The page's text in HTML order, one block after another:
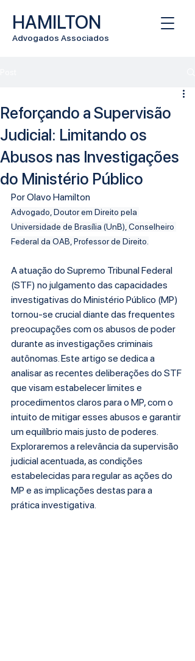
HAMILTON
Advogados Associados
Reforçando a Supervisão
Judicial: Limitando os
Abusos nas Investigações
do Ministério Público
Por Olavo Hamilton
Advogado, Doutor em Direito pela
Universidade de Brasília (UnB), Conselheiro
Federal da OAB, Professor de Direito.
A atuação do Supremo Tribunal Federal
(STF) no julgamento das capacidades
investigativas do Ministério Público (MP)
tornou-se crucial diante das frequentes
preocupações com os abusos de poder
durante as investigações criminais
autônomas. Este artigo se dedica a
analisar as recentes deliberações do STF
que visam estabelecer limites e
procedimentos claros para o MP, com o
intuito de mitigar esses abusos e garantir
um equilíbrio mais justo de poderes.
Exploraremos a relevância da supervisão
judicial acentuada, as condições
estabelecidas para regular as ações do
MP e as implicações destas para a
prática investigativa.